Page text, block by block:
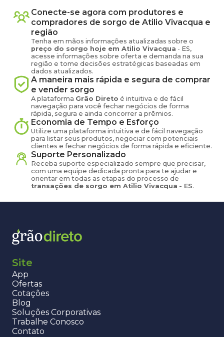
Conecte-se agora com produtores e
compradores de sorgo de Atilio Vivacqua e
região
Tenha em mãos informações atualizadas sobre o
preço do sorgo hoje em Atilio Vivacqua - ES,
acesse informações sobre oferta e demanda na sua
região e tome decisões estratégicas baseadas em
dados atualizados.
A maneira mais rápida e segura de comprar
e vender sorgo
A plataforma Grão Direto é intuitiva e de fácil
navegação para você fechar negócios de forma
rápida, segura e ainda concorrer a prêmios.
Economia de Tempo e Esforço
Utilize uma plataforma intuitiva e de fácil navegação
para listar seus produtos, negociar com potenciais
clientes e fechar negócios de forma rápida e eficiente.
Suporte Personalizado
Receba suporte especializado sempre que precisar,
com uma equipe dedicada pronta para te ajudar e
orientar em todas as etapas do processo de
transações de sorgo em Atilio Vivacqua - ES.
Site
App
Ofertas
Cotações
Blog
Soluções Corporativas
Trabalhe Conosco
Contato